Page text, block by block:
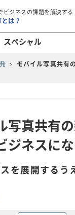
ビジネスの課題を解決する
は？
スペシャル
モバイル写真共有
写真共有
ネスにな
スを展開する